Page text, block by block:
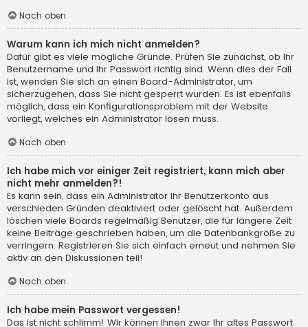
Nach oben
Warum kann ich mich nicht anmelden?
Dafür gibt es viele mögliche Gründe. Prüfen Sie zunächst, ob Ihr
Benutzername und Ihr Passwort richtig sind. Wenn dies der Fall
ist, wenden Sie sich an einen Board-Administrator, um
sicherzugehen, dass Sie nicht gesperrt wurden. Es ist ebenfalls
möglich, dass ein Konfigurationsproblem mit der Website
vorliegt, welches ein Administrator lösen muss.
Nach oben
Ich habe mich vor einiger Zeit registriert, kann mich aber
nicht mehr anmelden?!
Es kann sein, dass ein Administrator Ihr Benutzerkonto aus
verschieden Gründen deaktiviert oder gelöscht hat. Außerdem
löschen viele Boards regelmäßig Benutzer, die für längere Zeit
keine Beiträge geschrieben haben, um die Datenbankgröße zu
verringern. Registrieren Sie sich einfach erneut und nehmen Sie
aktiv an den Diskussionen teil!
Nach oben
Ich habe mein Passwort vergessen!
Das ist nicht schlimm! Wir können Ihnen zwar Ihr altes Passwort